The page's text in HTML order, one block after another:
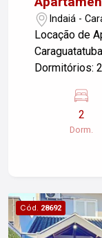
Indaiá -
Locação de
Caraguatatuba/SP - Tipo:
Dormitórios:
2
Dorm.
Cód. 28692